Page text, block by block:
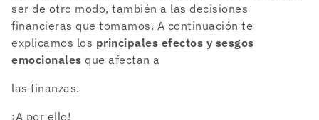
ser de otro modo, también a las decisiones
financieras que tomamos. A continuación te
explicamos los principales efectos y sesgos
emocionales que afectan a
las finanzas.
¡A por ello!